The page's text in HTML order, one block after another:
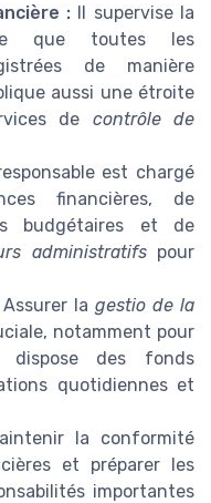
: Il supervise la
que toutes les
de manière
aussi une étroite
de contrôle de
est chargé
financières, de
budgétaires et de
administratifspour
Assurer la gestio de la
notamment pour
dispose des fonds
quotidiennes et
la conformité
et préparer les
importantes